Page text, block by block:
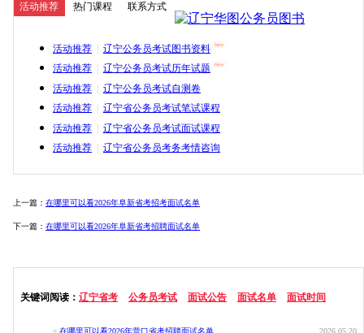
活动推荐 热门课程 联系方式
活动推荐 辽宁公务员考试图书资料
活动推荐 辽宁公务员考试历年试题
活动推荐 辽宁公务员考试自测卷
活动推荐 辽宁省公务员考试笔试课程
活动推荐 辽宁省公务员考试面试课程
活动推荐 辽宁省公务员考务考情咨询
上一篇： 在哪里可以看2026年阜新省考招考面试名单
下一篇： 在哪里可以看2026年阜新省考招聘面试名单
关键词阅读： 辽宁省考 公务员考试 面试公告 面试名单 面试时间